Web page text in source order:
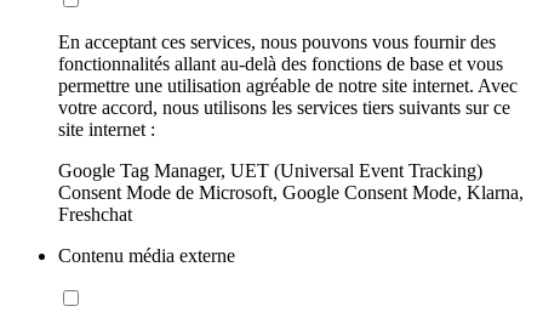
En acceptant ces services, nous pouvons vous fournir des
fonctionnalités allant au-delà des fonctions de base et vous
permettre une utilisation agréable de notre site internet. Avec
votre accord, nous utilisons les services tiers suivants sur ce
site internet :
Google Tag Manager, UET (Universal Event Tracking)
Consent Mode de Microsoft, Google Consent Mode, Klarna,
Freshchat
Contenu média externe